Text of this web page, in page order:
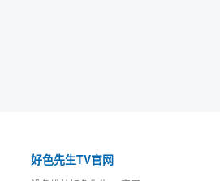
好色先生TV官网